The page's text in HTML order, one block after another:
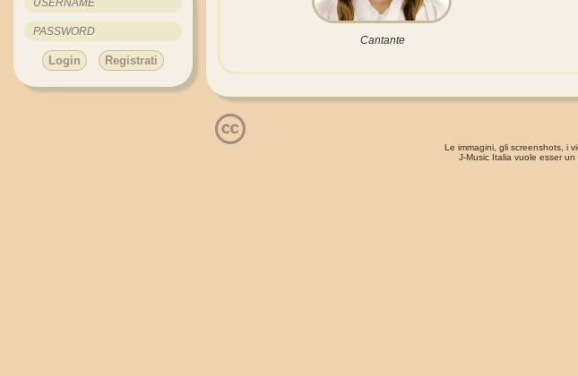
Login Registrati
Cantante
Le immagini, gli screenshots, i
J-Music Italia vuole esser